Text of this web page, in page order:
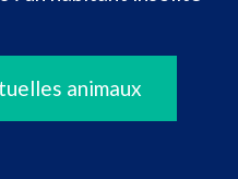
animaux